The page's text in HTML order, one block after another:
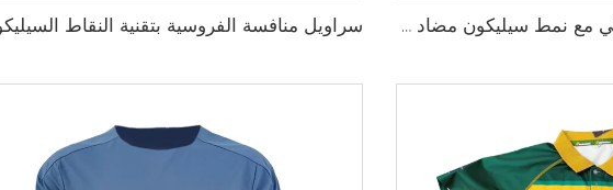
سراويل فروسية أداء عالي مع نمط سيليكون مضاد للانزلاق وخيارات لإضافة شعار الفريق المخصص